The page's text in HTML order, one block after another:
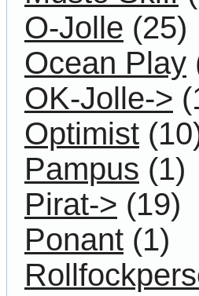
O-Jolle (25)
Ocean Play
OK-Jolle->
Optimist
Pampus (1)
Pirat-> (19)
Ponant (1)